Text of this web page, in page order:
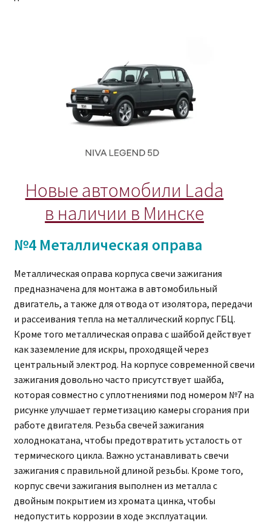
Новые автомобили Lada
в наличии в Минске
№4 Металлическая оправа
Металлическая оправа корпуса свечи зажигания
предназначена для монтажа в автомобильный
двигатель, а также для отвода от изолятора, передачи
и рассеивания тепла на металлический корпус ГБЦ.
Кроме того металлическая оправа с шайбой действует
как заземление для искры, проходящей через
центральный электрод. На корпусе современной свечи
зажигания довольно часто присутствует шайба,
которая совместно с уплотнениями под номером №7 на
рисунке улучшает герметизацию камеры сгорания при
работе двигателя. Резьба свечей зажигания
холоднокатана, чтобы предотвратить усталость от
термического цикла. Важно устанавливать свечи
зажигания с правильной длиной резьбы. Кроме того,
корпус свечи зажигания выполнен из металла с
двойным покрытием из хромата цинка, чтобы
недопустить коррозии в ходе эксплуатации.